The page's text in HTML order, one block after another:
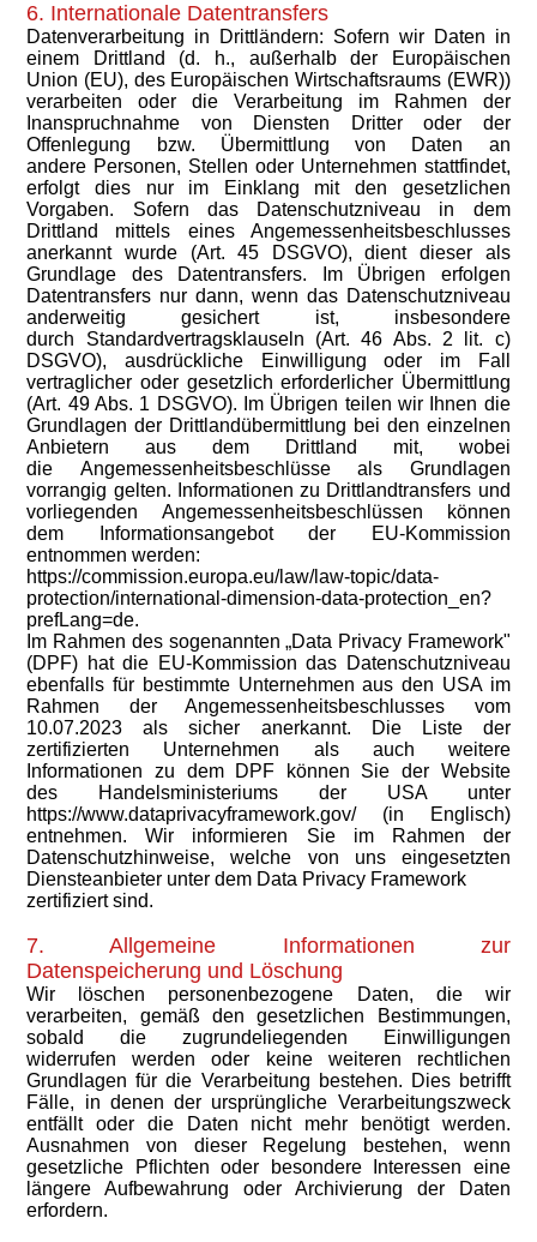
6. Internationale Datentransfers
Datenverarbeitung in Drittländern: Sofern wir Daten in
einem Drittland (d. h., außerhalb der Europäischen
Union (EU), des Europäischen Wirtschaftsraums (EWR))
verarbeiten oder die Verarbeitung im Rahmen der
Inanspruchnahme von Diensten Dritter oder der
Offenlegung bzw. Übermittlung von Daten an
andere Personen, Stellen oder Unternehmen stattfindet,
erfolgt dies nur im Einklang mit den gesetzlichen
Vorgaben. Sofern das Datenschutzniveau in dem
Drittland mittels eines Angemessenheitsbeschlusses
anerkannt wurde (Art. 45 DSGVO), dient dieser als
Grundlage des Datentransfers. Im Übrigen erfolgen
Datentransfers nur dann, wenn das Datenschutzniveau
anderweitig gesichert ist, insbesondere
durch Standardvertragsklauseln (Art. 46 Abs. 2 lit. c)
DSGVO), ausdrückliche Einwilligung oder im Fall
vertraglicher oder gesetzlich erforderlicher Übermittlung
(Art. 49 Abs. 1 DSGVO). Im Übrigen teilen wir Ihnen die
Grundlagen der Drittlandübermittlung bei den einzelnen
Anbietern aus dem Drittland mit, wobei
die Angemessenheitsbeschlüsse als Grundlagen
vorrangig gelten. Informationen zu Drittlandtransfers und
vorliegenden Angemessenheitsbeschlüssen können
dem Informationsangebot der EU-Kommission
entnommen werden:
https://commission.europa.eu/law/law-topic/data-
protection/international-dimension-data-protection_en?
prefLang=de.
Im Rahmen des sogenannten „Data Privacy Framework"
(DPF) hat die EU-Kommission das Datenschutzniveau
ebenfalls für bestimmte Unternehmen aus den USA im
Rahmen der Angemessenheitsbeschlusses vom
10.07.2023 als sicher anerkannt. Die Liste der
zertifizierten Unternehmen als auch weitere
Informationen zu dem DPF können Sie der Website
des Handelsministeriums der USA unter
https://www.dataprivacyframework.gov/ (in Englisch)
entnehmen. Wir informieren Sie im Rahmen der
Datenschutzhinweise, welche von uns eingesetzten
Diensteanbieter unter dem Data Privacy Framework
zertifiziert sind.
7. Allgemeine Informationen zur
Datenspeicherung und Löschung
Wir löschen personenbezogene Daten, die wir
verarbeiten, gemäß den gesetzlichen Bestimmungen,
sobald die zugrundeliegenden Einwilligungen
widerrufen werden oder keine weiteren rechtlichen
Grundlagen für die Verarbeitung bestehen. Dies betrifft
Fälle, in denen der ursprüngliche Verarbeitungszweck
entfällt oder die Daten nicht mehr benötigt werden.
Ausnahmen von dieser Regelung bestehen, wenn
gesetzliche Pflichten oder besondere Interessen eine
längere Aufbewahrung oder Archivierung der Daten
erfordern.